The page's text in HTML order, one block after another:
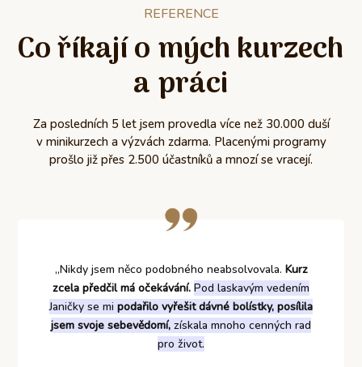
REFERENCE
Co říkají o mých kurzech
a práci
Za posledních 5 let jsem provedla více než 30.000 duší
v minikurzech a výzvách zdarma. Placenými programy
prošlo již přes 2.500 účastníků a mnozí se vracejí.
„Nikdy jsem něco podobného neabsolvovala. Kurz
zcela předčil má očekávání. Pod laskavým vedením
Janičky se mi podařilo vyřešit dávné bolístky, posílila
jsem svoje sebevědomí, získala mnoho cenných rad
pro život.